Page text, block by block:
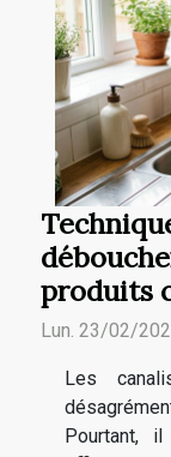
produits
Lun. 23/02/
Les
Pourtant,